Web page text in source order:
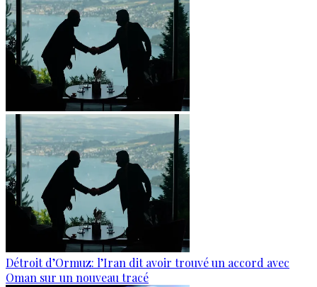
Détroit d’Ormuz: l’Iran dit avoir trouvé un accord avec
Oman sur un nouveau tracé